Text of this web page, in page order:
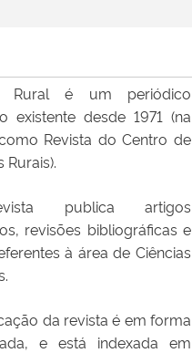
Rural é um periódico
existente desde 1971 (na
Revista do Centro de
Rurais).
publica artigos
revisões bibliográficas e
à área de Ciências
da revista é em forma
e está indexada em